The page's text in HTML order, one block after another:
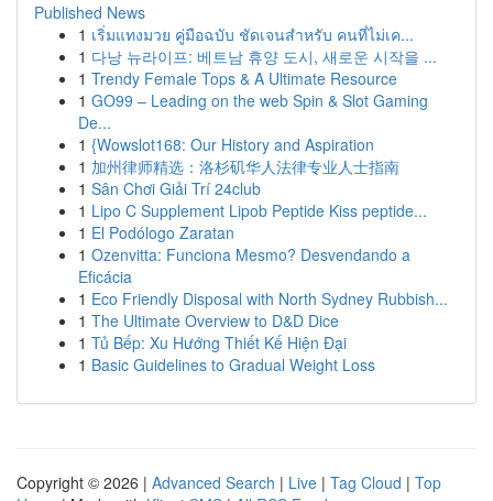
Published News
1 เริ่มแทงมวย คู่มือฉบับ ชัดเจนสำหรับ คนที่ไม่เค...
1 다낭 뉴라이프: 베트남 휴양 도시, 새로운 시작을 ...
1 Trendy Female Tops & A Ultimate Resource
1 GO99 – Leading on the web Spin & Slot Gaming
De...
1 {Wowslot168: Our History and Aspiration
1 加州律师精选：洛杉矶华人法律专业人士指南
1 Sân Chơi Giải Trí 24club
1 Lipo C Supplement Lipob Peptide Kiss peptide...
1 El Podólogo Zaratan
1 Ozenvitta: Funciona Mesmo? Desvendando a
Eficácia
1 Eco Friendly Disposal with North Sydney Rubbish...
1 The Ultimate Overview to D&D Dice
1 Tủ Bếp: Xu Hướng Thiết Kế Hiện Đại
1 Basic Guidelines to Gradual Weight Loss
Copyright © 2026 | Advanced Search | Live | Tag Cloud | Top